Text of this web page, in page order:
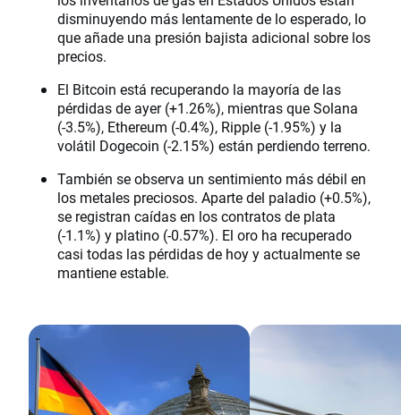
disminuyendo más lentamente de lo esperado, lo
que añade una presión bajista adicional sobre los
precios.
El Bitcoin está recuperando la mayoría de las
pérdidas de ayer (+1.26%), mientras que Solana
(-3.5%), Ethereum (-0.4%), Ripple (-1.95%) y la
volátil Dogecoin (-2.15%) están perdiendo terreno.
También se observa un sentimiento más débil en
los metales preciosos. Aparte del paladio (+0.5%),
se registran caídas en los contratos de plata
(-1.1%) y platino (-0.57%). El oro ha recuperado
casi todas las pérdidas de hoy y actualmente se
mantiene estable.